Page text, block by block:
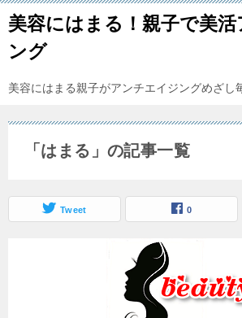
美容にはまる！親子で美
ング
美容にはまる親子がアンチエイジングめざし
「はまる」の記事一覧
Tweet 0